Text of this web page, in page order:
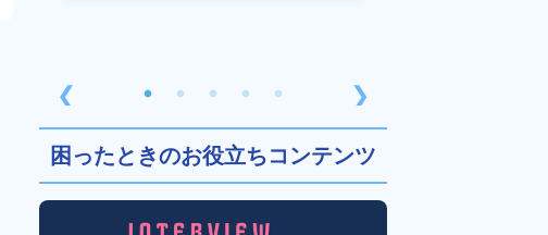
❮ ❯
困ったときのお役立ちコンテンツ